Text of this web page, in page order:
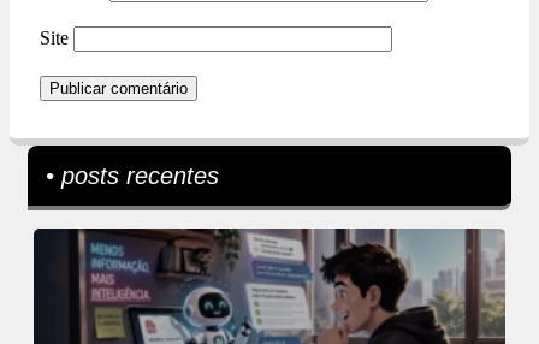
Site
• posts recentes